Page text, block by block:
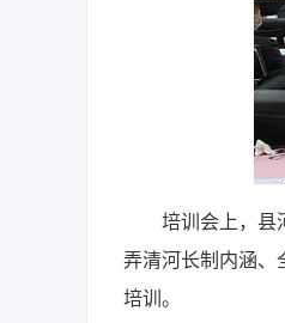
培训会上，县河
弄清河长制内涵、
培训。